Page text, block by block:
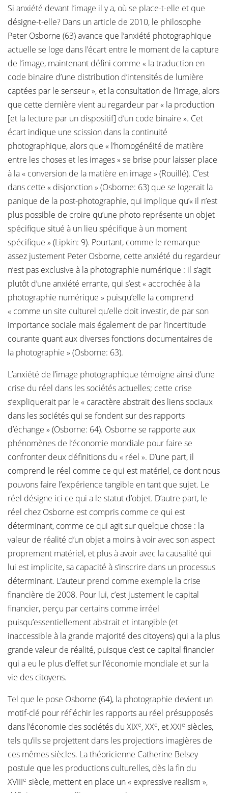
Si anxiété devant l’image il y a, où se place-t-elle et que
désigne-t-elle? Dans un article de 2010, le philosophe
Peter Osborne (63) avance que l’anxiété photographique
actuelle se loge dans l’écart entre le moment de la capture
de l’image, maintenant défini comme « la traduction en
code binaire d’une distribution d’intensités de lumière
captées par le senseur », et la consultation de l’image, alors
que cette dernière vient au regardeur par « la production
[et la lecture par un dispositif] d’un code binaire ». Cet
écart indique une scission dans la continuité
photographique, alors que « l’homogénéité de matière
entre les choses et les images » se brise pour laisser place
à la « conversion de la matière en image » (Rouillé). C’est
dans cette « disjonction » (Osborne: 63) que se logerait la
panique de la post-photographie, qui implique qu’« il n’est
plus possible de croire qu’une photo représente un objet
spécifique situé à un lieu spécifique à un moment
spécifique » (Lipkin: 9). Pourtant, comme le remarque
assez justement Peter Osborne, cette anxiété du regardeur
n’est pas exclusive à la photographie numérique : il s’agit
plutôt d’une anxiété errante, qui s’est « accrochée à la
photographie numérique » puisqu’elle la comprend
« comme un site culturel qu’elle doit investir, de par son
importance sociale mais également de par l’incertitude
courante quant aux diverses fonctions documentaires de
la photographie » (Osborne: 63).
L’anxiété de l’image photographique témoigne ainsi d’une
crise du réel dans les sociétés actuelles; cette crise
s’expliquerait par le « caractère abstrait des liens sociaux
dans les sociétés qui se fondent sur des rapports
d’échange » (Osborne: 64). Osborne se rapporte aux
phénomènes de l’économie mondiale pour faire se
confronter deux définitions du « réel ». D’une part, il
comprend le réel comme ce qui est matériel, ce dont nous
pouvons faire l’expérience tangible en tant que sujet. Le
réel désigne ici ce qui a le statut d’objet. D’autre part, le
réel chez Osborne est compris comme ce qui est
déterminant, comme ce qui agit sur quelque chose : la
valeur de réalité d’un objet a moins à voir avec son aspect
proprement matériel, et plus à avoir avec la causalité qui
lui est implicite, sa capacité à s’inscrire dans un processus
déterminant. L’auteur prend comme exemple la crise
financière de 2008. Pour lui, c’est justement le capital
financier, perçu par certains comme irréel
puisqu’essentiellement abstrait et intangible (et
inaccessible à la grande majorité des citoyens) qui a la plus
grande valeur de réalité, puisque c’est ce capital financier
qui a eu le plus d’effet sur l’économie mondiale et sur la
vie des citoyens.
Tel que le pose Osborne (64), la photographie devient un
motif-clé pour réfléchir les rapports au réel présupposés
dans l’économie des sociétés du XIXe, XXe, et XXIe siècles,
tels qu’ils se projettent dans les projections imagières de
ces mêmes siècles. La théoricienne Catherine Belsey
postule que les productions culturelles, dès la fin du
XVIIIe siècle, mettent en place un « expressive realism »,